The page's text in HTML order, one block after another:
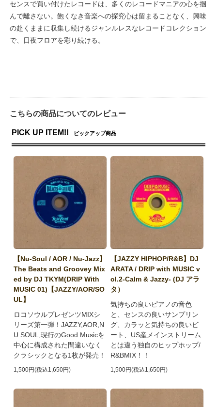
センスで買い付けたレコードは、多くのレコードマニアの心を掴
んで離さない。飽くなき音楽への探究心は留まることなく、興味
の赴くままに収集し続けるジャンルレスなレコードコレクション
で、日夜フロアを彩り続ける。
こちらの商品についてのレビュー
PICK UP ITEM!! ピックアップ商品
【Nu-Soul / AOR / Nu-Jazz】
The Beats and Groovey Mix
ed by DJ TKYM(DRIP With
MUSIC 01)【JAZZY/AOR/SO
UL】
ロコソウルプレゼンツMIXシ
リーズ第一弾！JAZZY,AOR,N
U SOUL,現行のGood Musicを
中心に構成された間違いなく
クラシックとなる1枚が発売！
1,500円(税込1,650円)
【JAZZY HIPHOP/R&B】DJ
ARATA / DRIP with MUSIC v
ol.2-Calm & Jazzy- (DJ アラ
タ）
気持ちの良いピアノの音色
と、センスの良いサンプリン
グ、カラッと気持ちの良いビ
ート、US産メインストリーム
とは違う独自のヒップホップ/
R&BMIX！！
1,500円(税込1,650円)